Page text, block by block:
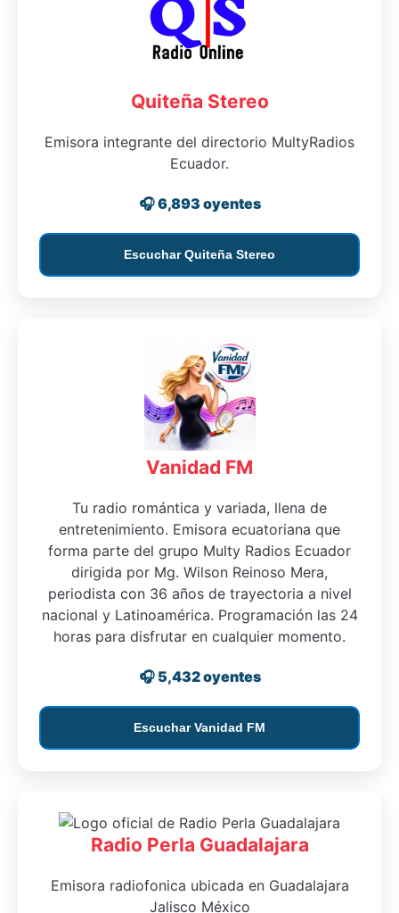
Quiteña Stereo
Emisora integrante del directorio MultyRadios
Ecuador.
🎧 6,893 oyentes
Escuchar Quiteña Stereo
Vanidad FM
Tu radio romántica y variada, llena de
entretenimiento. Emisora ecuatoriana que
forma parte del grupo Multy Radios Ecuador
dirigida por Mg. Wilson Reinoso Mera,
periodista con 36 años de trayectoria a nivel
nacional y Latinoamérica. Programación las 24
horas para disfrutar en cualquier momento.
🎧 5,432 oyentes
Escuchar Vanidad FM
Radio Perla Guadalajara
Emisora radiofonica ubicada en Guadalajara
Jalisco México